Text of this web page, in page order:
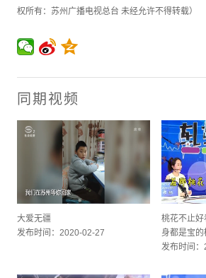
权所有：苏州广播电视总台 未经允许不得转载）
同期视频
大爱无疆
发布时间：2020-02-27
桃花不止
身都是宝的
发布时间